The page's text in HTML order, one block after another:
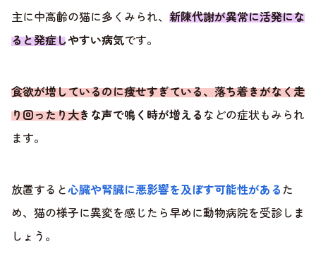
主に中高齢の猫に多くみられ、 新陳代謝が異常に活発にな
ると発症しやすい病気です。
食欲が増しているのに痩せすぎている、落ち着きがなく走
り回ったり大きな声で鳴く時が増える などの症状もみられ
ます。
放置すると心臓や腎臓に悪影響を及ぼす可能性がある た
め、猫の様子に異変を感じたら早めに動物病院を受診しま
しょう。